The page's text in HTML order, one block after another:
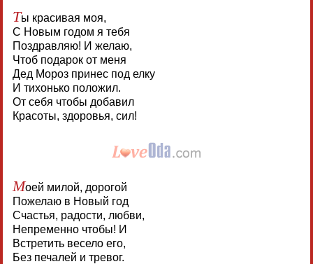
Ты красивая моя,
С Новым годом я тебя
Поздравляю! И желаю,
Чтоб подарок от меня
Дед Мороз принес под елку
И тихонько положил.
От себя чтобы добавил
Красоты, здоровья, сил!
Моей милой, дорогой
Пожелаю в Новый год
Счастья, радости, любви,
Непременно чтобы! И
Встретить весело его,
Без печалей и тревог.